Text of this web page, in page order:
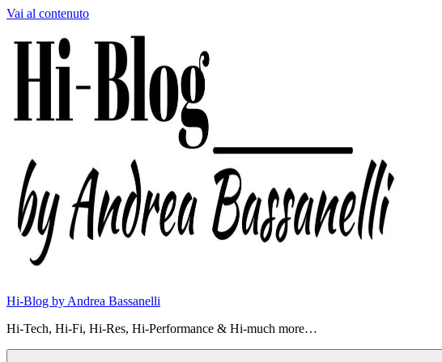
Vai al contenuto
Hi-Blog by Andrea Bassanelli
Hi-Tech, Hi-Fi, Hi-Res, Hi-Performance & Hi-much more…